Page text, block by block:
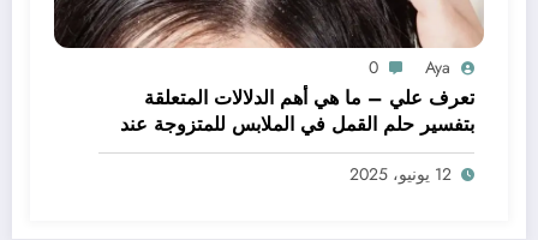
Aya
0
تعرف علي – ما هي أهم الدلالات المتعلقة
بتفسير حلم القمل في الملابس للمتزوجة عند
ابن سيرين؟ – بالتفصيل
12 يونيو، 2025